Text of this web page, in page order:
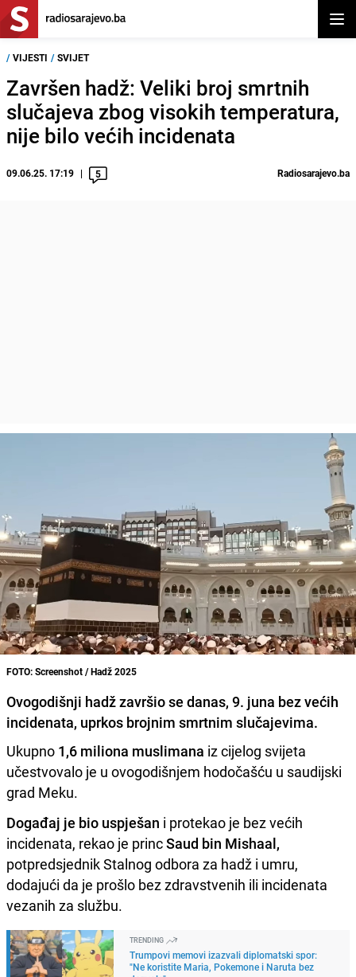
/ VIJESTI / SVIJET
Završen hadž: Veliki broj smrtnih
slučajeva zbog visokih temperatura,
nije bilo većih incidenata
09.06.25. 17:19 5 Radiosarajevo.ba
FOTO: Screenshot / Hadž 2025
Ovogodišnji hadž završio se danas, 9. juna bez većih
incidenata, uprkos brojnim smrtnim slučajevima.
Ukupno 1,6 miliona muslimana iz cijelog svijeta
učestvovalo je u ovogodišnjem hodočašću u saudijski
grad Meku.
Događaj je bio uspješan i protekao je bez većih
incidenata, rekao je princSaud bin Mishaal,
potpredsjednik Stalnog odbora za hadž i umru,
dodajući da je prošlo bez zdravstvenih ili incidenata
vezanih za službu.
TRENDING
Trumpovi memovi izazvali diplomatski spor:
"Ne koristite Maria, Pokemone i Naruta bez